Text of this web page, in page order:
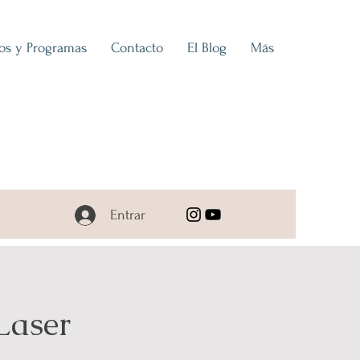
y Programas Contacto El Blog Más
Entrar